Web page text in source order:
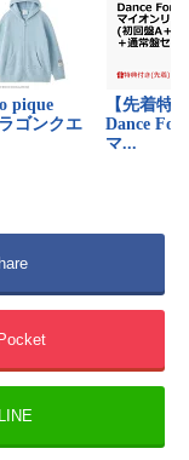
Pocket
LINE